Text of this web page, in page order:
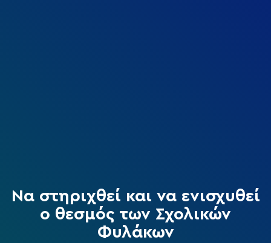
Να στηριχθεί και να ενισχυθεί
ο θεσμός των Σχολικών
Φυλάκων